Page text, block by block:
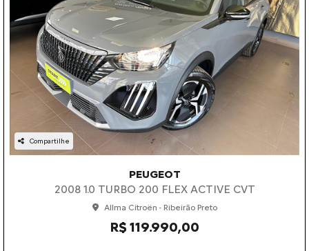
Compartilhe
PEUGEOT
2008 1.0 TURBO 200 FLEX ACTIVE CVT
Allma Citroën - Ribeirão Preto
R$ 119.990,00